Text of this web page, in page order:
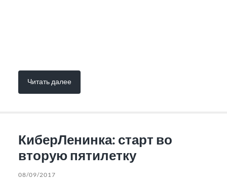
Читать далее
КиберЛенинка: старт во
вторую пятилетку
08/09/2017